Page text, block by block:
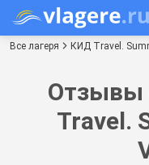
Все лагеря КИД Travel.
Отзывы
Travel.